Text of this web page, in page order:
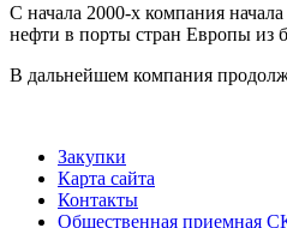
С начала 2000-х компания
нефти в порты стран Европы из
В дальнейшем компания
Закупки
Карта сайта
Контакты
Общественная приемная